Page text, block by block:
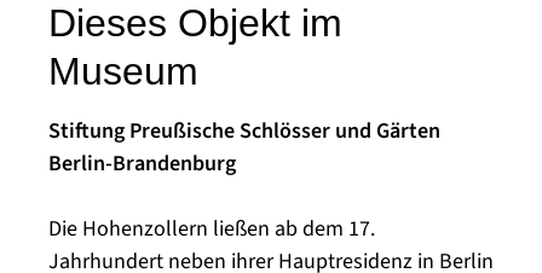
Dieses Objekt im
Museum
Stiftung Preußische Schlösser und Gärten
Berlin-Brandenburg
Die Hohenzollern ließen ab dem 17.
Jahrhundert neben ihrer Hauptresidenz in Berlin